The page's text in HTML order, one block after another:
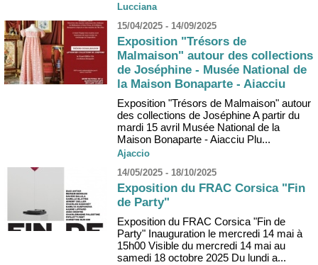
Lucciana
15/04/2025 - 14/09/2025
Exposition "Trésors de
Malmaison" autour des collections
de Joséphine - Musée National de
la Maison Bonaparte - Aiacciu
Exposition "Trésors de Malmaison" autour
des collections de Joséphine A partir du
mardi 15 avril Musée National de la
Maison Bonaparte - Aiacciu Plu...
Ajaccio
14/05/2025 - 18/10/2025
Exposition du FRAC Corsica "Fin
de Party"
Exposition du FRAC Corsica "Fin de
Party" Inauguration le mercredi 14 mai à
15h00 Visible du mercredi 14 mai au
samedi 18 octobre 2025 Du lundi a...